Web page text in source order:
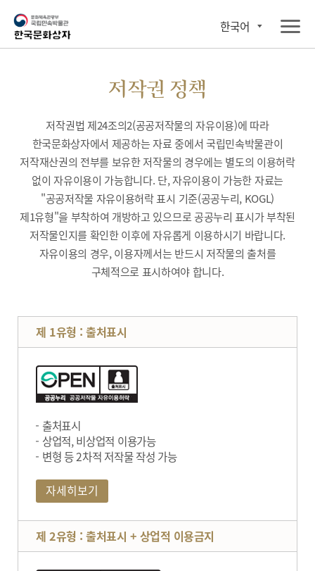
한국어
저작권 정책
저작권법 제24조의2(공공저작물의 자유이용)에 따라
한국문화상자에서 제공하는 자료 중에서 국립민속박물관이
저작재산권의 전부를 보유한 저작물의 경우에는 별도의 이용허락
없이 자유이용이 가능합니다. 단, 자유이용이 가능한 자료는
"공공저작물 자유이용허락 표시 기준(공공누리, KOGL)
제1유형"을 부착하여 개방하고 있으므로 공공누리 표시가 부착된
저작물인지를 확인한 이후에 자유롭게 이용하시기 바랍니다.
자유이용의 경우, 이용자께서는 반드시 저작물의 출처를
구체적으로 표시하여야 합니다.
제 1유형 : 출처표시
출처표시
상업적, 비상업적 이용가능
변형 등 2차적 저작물 작성 가능
자세히보기
제 2유형 : 출처표시 + 상업적 이용금지